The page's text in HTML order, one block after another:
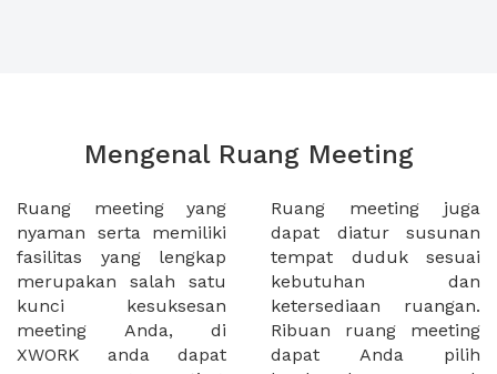
Mengenal Ruang Meeting
Ruang meeting yang
nyaman serta memiliki
fasilitas yang lengkap
merupakan salah satu
kunci kesuksesan
meeting Anda, di
XWORK anda dapat
Ruang meeting juga
dapat diatur susunan
tempat duduk sesuai
kebutuhan dan
ketersediaan ruangan.
Ribuan ruang meeting
dapat Anda pilih